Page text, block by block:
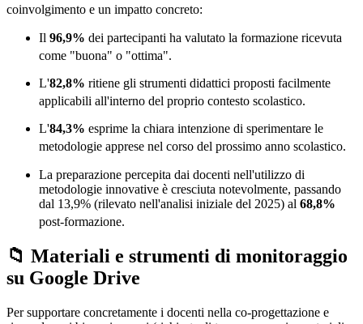
coinvolgimento e un impatto concreto:
Il 96,9% dei partecipanti ha valutato la formazione ricevuta
come "buona" o "ottima".
L'82,8% ritiene gli strumenti didattici proposti facilmente
applicabili all'interno del proprio contesto scolastico.
L'84,3% esprime la chiara intenzione di sperimentare le
metodologie apprese nel corso del prossimo anno scolastico.
La preparazione percepita dai docenti nell'utilizzo di
metodologie innovative è cresciuta notevolmente, passando
dal 13,9% (rilevato nell'analisi iniziale del 2025) al 68,8%
post-formazione.
📁 Materiali e strumenti di monitoraggio
su Google Drive
Per supportare concretamente i docenti nella co-progettazione e